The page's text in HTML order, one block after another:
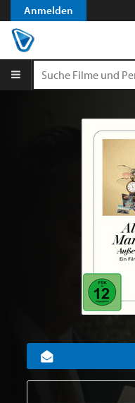
Anmelden